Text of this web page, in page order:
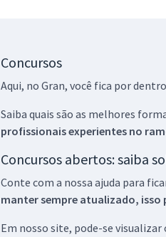
Concursos
Aqui, no Gran, você fica por
Saiba quais são as melhores
profissionais experientes no
Concursos abertos: saiba
Conte com a nossa ajuda para
manter sempre atualizado, isso
Em nosso site, pode-se